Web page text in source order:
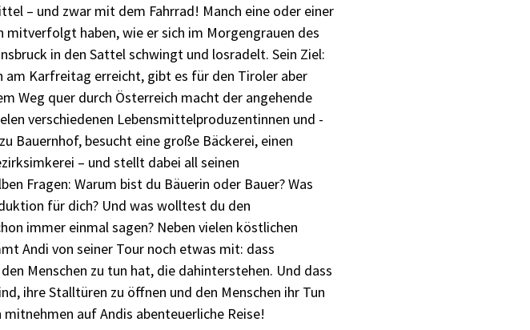
– und zwar mit dem Fahrrad! Manch eine oder einer
mitverfolgt haben, wie er sich im Morgengrauen des
in den Sattel schwingt und losradelt. Sein Ziel:
am Karfreitag erreicht, gibt es für den Tiroler aber
Weg quer durch Österreich macht der angehende
verschiedenen Lebensmittelproduzentinnen und -
Bauernhof, besucht eine große Bäckerei, einen
– und stellt dabei all seinen
Fragen: Warum bist du Bäuerin oder Bauer? Was
für dich? Und was wolltest du den
immer einmal sagen? Neben vielen köstlichen
Andi von seiner Tour noch etwas mit: dass
Menschen zu tun hat, die dahinterstehen. Und dass
ihre Stalltüren zu öffnen und den Menschen ihr Tun
auf Andis abenteuerliche Reise!